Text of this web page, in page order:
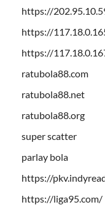
https://
https://
https://
ratubola88.com
ratubola88.net
ratubola88.org
super scatter
parlay bola
https://
https://liga95.com/